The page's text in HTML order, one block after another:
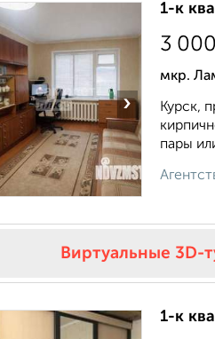
›
1-к
3
мкр.
Курск,
пары
Виртуальные 3D-
1-к